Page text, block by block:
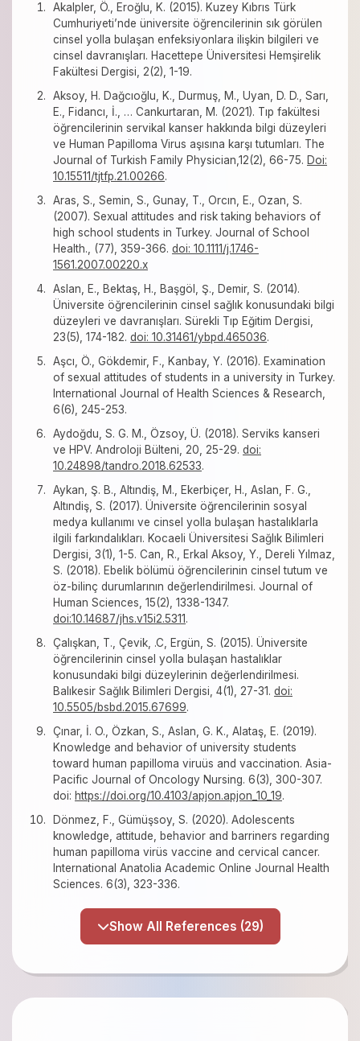
Akalpler, Ö., Eroğlu, K. (2015). Kuzey Kıbrıs Türk
Cumhuriyeti’nde üniversite öğrencilerinin sık görülen
cinsel yolla bulaşan enfeksiyonlara ilişkin bilgileri ve
cinsel davranışları. Hacettepe Üniversitesi Hemşirelik
Fakültesi Dergisi, 2(2), 1-19.
Aksoy, H. Dağcıoğlu, K., Durmuş, M., Uyan, D. D., Sarı,
E., Fidancı, İ., … Cankurtaran, M. (2021). Tıp fakültesi
öğrencilerinin servikal kanser hakkında bilgi düzeyleri
ve Human Papilloma Virus aşısına karşı tutumları. The
Journal of Turkish Family Physician,12(2), 66-75. Doi:
10.15511/tjtfp.21.00266.
Aras, S., Semin, S., Gunay, T., Orcın, E., Ozan, S.
(2007). Sexual attitudes and risk taking behaviors of
high school students in Turkey. Journal of School
Health., (77), 359-366. doi: 10.1111/j.1746-
1561.2007.00220.x
Aslan, E., Bektaş, H., Başgöl, Ş., Demir, S. (2014).
Üniversite öğrencilerinin cinsel sağlık konusundaki bilgi
düzeyleri ve davranışları. Sürekli Tıp Eğitim Dergisi,
23(5), 174-182. doi: 10.31461/ybpd.465036.
Aşcı, Ö., Gökdemir, F., Kanbay, Y. (2016). Examination
of sexual attitudes of students in a university in Turkey.
International Journal of Health Sciences & Research,
6(6), 245-253.
Aydoğdu, S. G. M., Özsoy, Ü. (2018). Serviks kanseri
ve HPV. Androloji Bülteni, 20, 25-29. doi:
10.24898/tandro.2018.62533.
Aykan, Ş. B., Altındiş, M., Ekerbiçer, H., Aslan, F. G.,
Altındiş, S. (2017). Üniversite öğrencilerinin sosyal
medya kullanımı ve cinsel yolla bulaşan hastalıklarla
ilgili farkındalıkları. Kocaeli Üniversitesi Sağlık Bilimleri
Dergisi, 3(1), 1-5. Can, R., Erkal Aksoy, Y., Dereli Yılmaz,
S. (2018). Ebelik bölümü öğrencilerinin cinsel tutum ve
öz-bilinç durumlarının değerlendirilmesi. Journal of
Human Sciences, 15(2), 1338-1347.
doi:10.14687/jhs.v15i2.5311.
Çalışkan, T., Çevik, .C, Ergün, S. (2015). Üniversite
öğrencilerinin cinsel yolla bulaşan hastalıklar
konusundaki bilgi düzeylerinin değerlendirilmesi.
Balıkesir Sağlık Bilimleri Dergisi, 4(1), 27-31. doi:
10.5505/bsbd.2015.67699.
Çınar, İ. O., Özkan, S., Aslan, G. K., Alataş, E. (2019).
Knowledge and behavior of university students
toward human papilloma viruüs and vaccination. Asia-
Pacific Journal of Oncology Nursing. 6(3), 300-307.
doi: https://doi.org/10.4103/apjon.apjon_10_19.
Dönmez, F., Gümüşsoy, S. (2020). Adolescents
knowledge, attitude, behavior and barriners regarding
human papilloma virüs vaccine and cervical cancer.
International Anatolia Academic Online Journal Health
Sciences. 6(3), 323-336.
Show All References (29)